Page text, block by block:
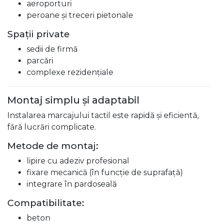
aeroporturi
peroane și treceri pietonale
Spații private
sedii de firmă
parcări
complexe rezidențiale
Montaj simplu și adaptabil
Instalarea marcajului tactil este rapidă și eficientă,
fără lucrări complicate.
Metode de montaj:
lipire cu adeziv profesional
fixare mecanică (în funcție de suprafață)
integrare în pardoseală
Compatibilitate:
beton